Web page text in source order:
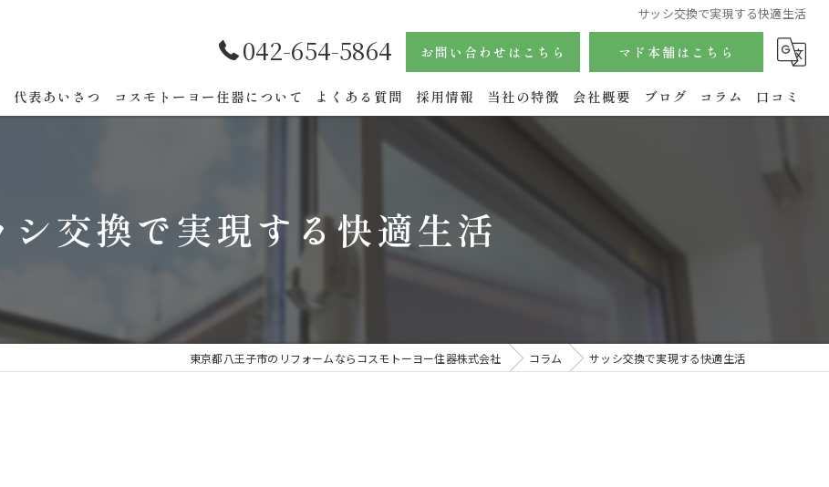
サッシ交換で実現する快適生活
042-654-5864 お問い合わせはこちら マド本舗はこちら
代表あいさつ コスモトーヨー住器について よくある質問 採用情報 当社の特徴 会社概要 ブログ コラム 口コミ
シ交換で実現する快適生活
東京都八王子市のリフォームならコスモトーヨー住器株式会社 コラム サッシ交換で実現する快適生活